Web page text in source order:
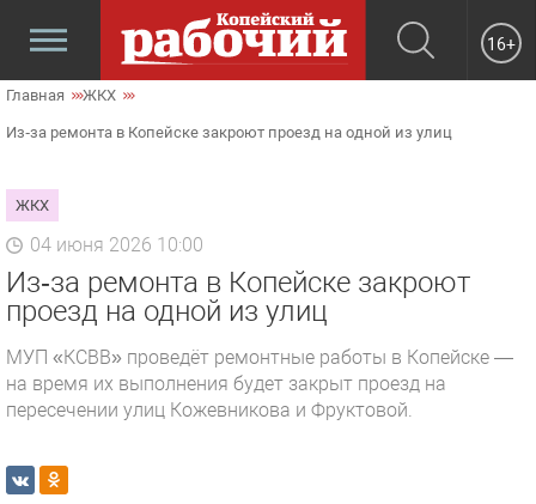
16+
Главная ЖКХ
Из‑за ремонта в Копейске закроют проезд на одной из улиц
ЖКХ
04 июня 2026 10:00
Из‑за ремонта в Копейске закроют
проезд на одной из улиц
МУП «КСВВ» проведёт ремонтные работы в Копейске —
на время их выполнения будет закрыт проезд на
пересечении улиц Кожевникова и Фруктовой.